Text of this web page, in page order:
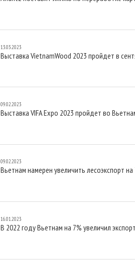
13.03.2023
Выставка VietnamWood 2023 пройдет в
09.02.2023
Выставка VIFA Expo 2023 пройдет во
09.02.2023
Вьетнам намерен увеличить лесоэкспорт
16.01.2023
В 2022 году Вьетнам на 7% увеличил